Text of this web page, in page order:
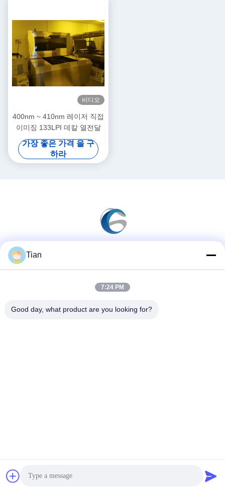
비디오
400nm ~ 410nm 레이저 직접
이미징 133LPI 데칼 열전달
가장 좋은 가격 을 구
하라
빠른 연락
2026 Jiangsu GIS Laser Technologies Inc., 모든 권리는 보호됩니
Tian
7:24 PM
Good day, what product are you looking for?